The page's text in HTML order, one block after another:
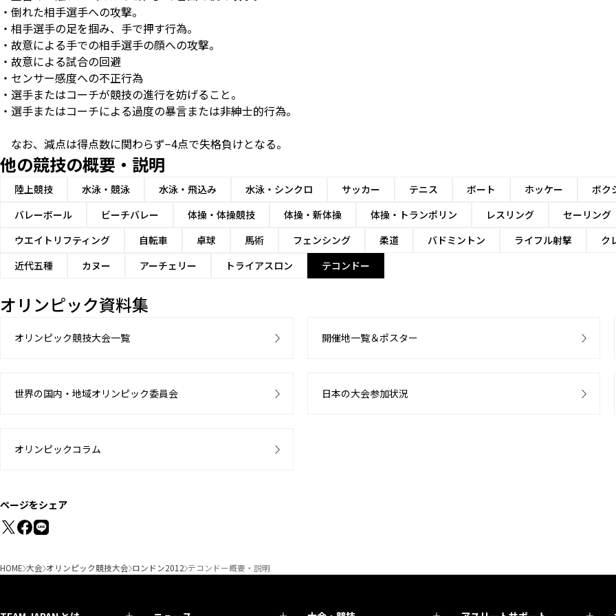
・倒れた相手選手への攻撃。
・相手選手の足を掴み、手で押す行為。
・故意による手での相手選手の顔への攻撃。
・故意による試合の回避
・センサー感度への不正行為
・選手またはコーチが競技の進行を妨げること。
・選手またはコーチによる過度の暴言または非紳士的行為。
なお、減点は得点数に関わらず−4点で失格負けとなる。
他の競技の概要・説明
陸上競技 水泳・競泳 水泳・飛込み 水泳・シンクロ サッカー テニス ボート ホッケー
ボク
バレーボール
ビーチバレー 体操・体操競技 体操・新体操 体操・トランポリン レスリング
セーリング
ウエイトリフティング
自転車 卓球 馬術 フェンシング 柔道 バドミントン ライフル射撃
ク
近代五種
カヌー アーチェリー トライアスロン テコンドー
オリンピック資料集
オリンピック競技大会一覧 開催地一覧＆ポスター
世界の国内・地域オリンピック委員会 日本の大会参加状況
オリンピックコラム
ページをシェア
HOME 大会 オリンピック競技大会 ロンドン2012 テコンドー概要・説明